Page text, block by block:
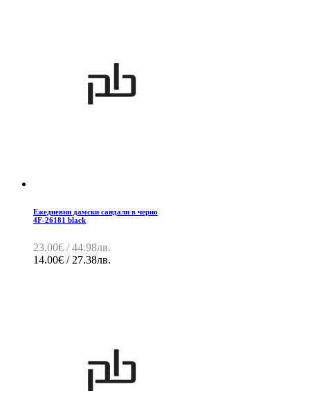
Ежедневни дамски сандали в черно
4F-26181 black
23.00€ / 44.98лв.
14.00€ / 27.38лв.